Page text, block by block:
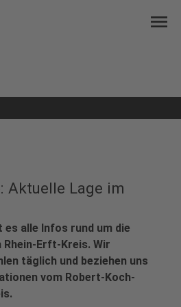
menu
Aktuelle Lage im
alle Infos rund um die
Erft-Kreis. Wir
täglich und beziehen uns
vom Robert-Koch-